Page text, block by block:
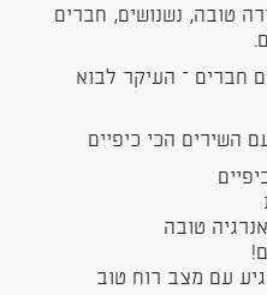
טובה, נשנושים, חברים
חברים – העיקר לבוא
השירים הכי כיפיים
טובה
עם מצב רוח טוב